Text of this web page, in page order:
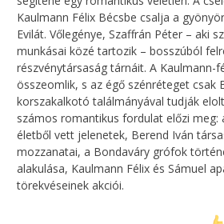
Kaulmann Félix Bécsbe csalja a
Evilát. Vőlegénye, Szaffrán Péter – aki
munkásai közé tartozik – bosszúból
részvénytársaság tárnáit. A Kaulmann-
összeomlik, s az égő szénréteget csak
korszakalkotó találmányával tudják
számos romantikus fordulat előzi meg:
életből vett jelenetek, Berend Iván
mozzanatai, a Bondaváry grófok
alakulása, Kaulmann Félix és Sámuel
törekvéseinek akciói.